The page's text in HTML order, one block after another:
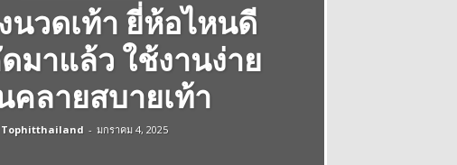
นวดเท้า ยี่ห้อไหนดี
มาแล้ว ใช้งานง่าย
คลายสบายเท้า
Tophitthailand - มกราคม 4, 2025